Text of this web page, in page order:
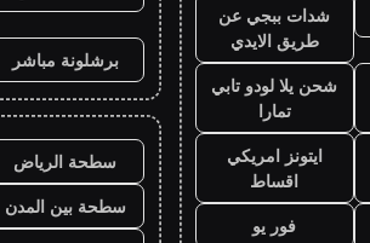
شدات ببجي عن
طريق الايدي
شحن يلا لودو تابي
تمارا
ايتونز امريكي
اقساط
فور يو
برشلونة مباشر
سطحة الرياض
سطحة بين المدن